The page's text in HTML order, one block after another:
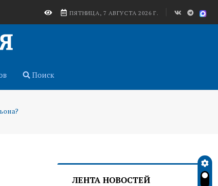
ПЯТНИЦА, 7 АВГУСТА 2026 Г.
Поиск
ЛЕНТА НОВОСТЕЙ